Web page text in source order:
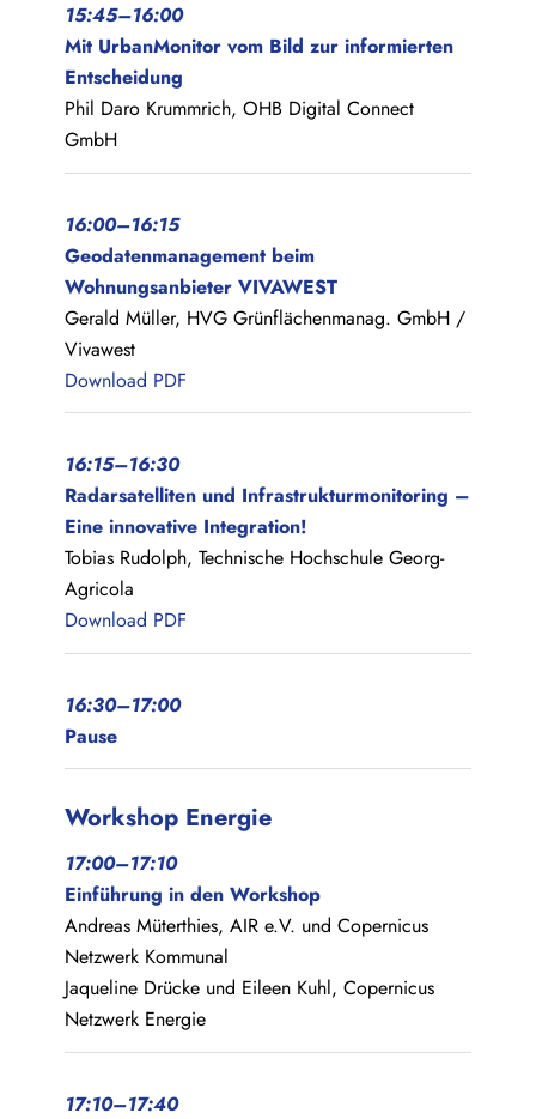
15:45–16:00
Mit UrbanMonitor vom Bild zur informierten
Entscheidung
Phil Daro Krummrich, OHB Digital Connect
GmbH
16:00–16:15
Geodatenmanagement beim
Wohnungsanbieter VIVAWEST
Gerald Müller, HVG Grünflächenmanag. GmbH /
Vivawest
Download PDF
16:15–16:30
Radarsatelliten und Infrastrukturmonitoring –
Eine innovative Integration!
Tobias Rudolph, Technische Hochschule Georg-
Agricola
Download PDF
16:30–17:00
Pause
Workshop Energie
17:00–17:10
Einführung in den Workshop
Andreas Müterthies, AIR e.V. und Copernicus
Netzwerk Kommunal
Jaqueline Drücke und Eileen Kuhl, Copernicus
Netzwerk Energie
17:10–17:40